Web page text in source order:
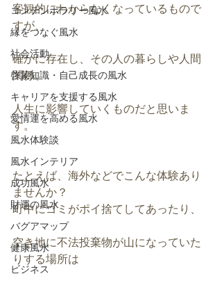
コンテンポラリー風水
縁をつなぐ風水
社会活動
啓蒙知識・自己成長の風水
キャリアを支援する風水
愛情運を高める風水
風水体験談
風水インテリア
成功風水
財運の風水
バグアマップ
健康風水
ビジネス
客観的にわからなくなっているもので
すが、
確かに存在し、その人の暮らしや人間
関係、
人生に影響していくものだと思いま
す。
たとえば、海外などでこんな体験あり
ませんか？
町中にゴミがポイ捨てしてあったり、
空き地に不法投棄物が山になっていた
りする場所は